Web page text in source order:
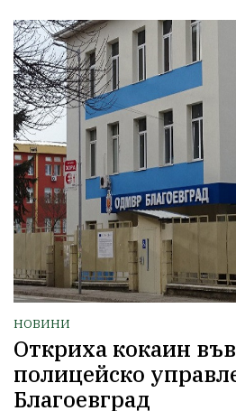
НОВИНИ
Откриха кокаин
полицейско
Благоевград